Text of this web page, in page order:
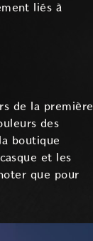
liés à
de la première
des
boutique
et les
que pour